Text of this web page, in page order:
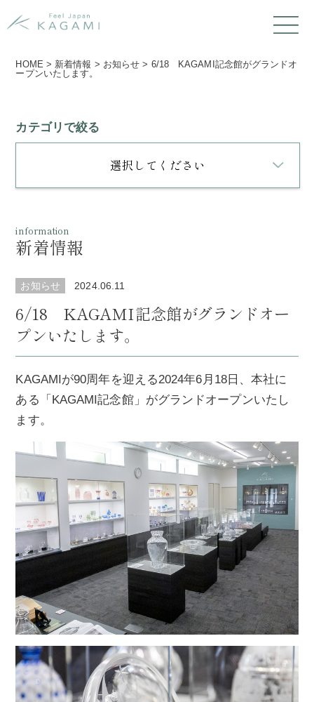
HOME > 新着情報 > お知らせ > 6/18 KAGAMI記念館がグランドオ
ープンいたします。
カテゴリで絞る
選択してください
information
新着情報
お知らせ 2024.06.11
6/18 KAGAMI記念館がグランドオー
プンいたします。
KAGAMIが90周年を迎える2024年6月18日、本社に
ある「KAGAMI記念館」がグランドオープンいたし
ます。